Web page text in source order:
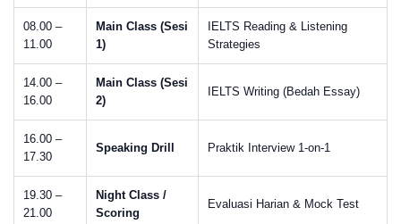
08.00 –
11.00
Main Class (Sesi
1)
IELTS Reading & Listening
Strategies
14.00 –
16.00
Main Class (Sesi
2)
IELTS Writing (Bedah Essay)
16.00 –
17.30
Speaking Drill Praktik Interview 1-on-1
19.30 –
21.00
Night Class /
Scoring
Evaluasi Harian & Mock Test